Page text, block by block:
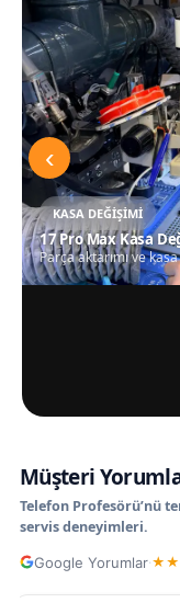
‹
KASA DEĞIŞIMI
17 Pro Max Kasa
Parça aktarımı ve
Müşteri
Telefon Profesörü’nü
servis deneyimleri.
Google Yorumlar·★ ★